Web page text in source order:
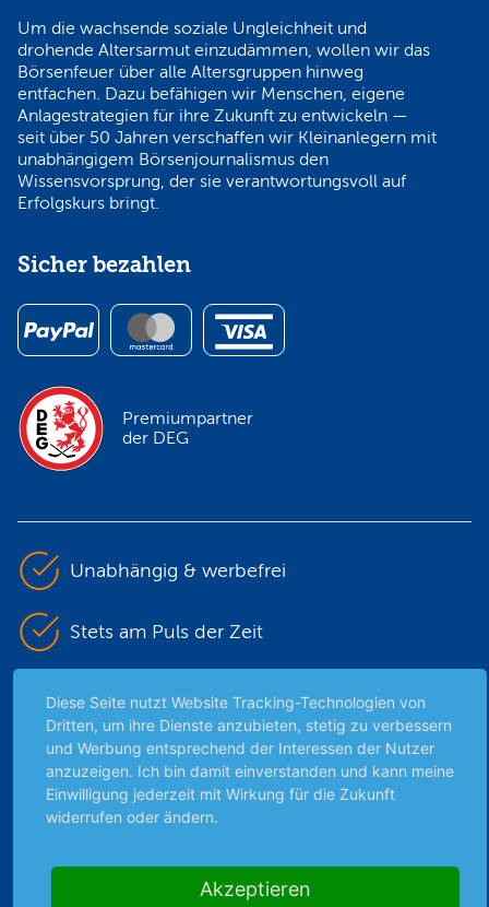
Um die wachsende soziale Ungleichheit und
drohende Altersarmut einzudämmen, wollen wir das
Börsenfeuer über alle Altersgruppen hinweg
entfachen. Dazu befähigen wir Menschen, eigene
Anlagestrategien für ihre Zukunft zu entwickeln —
seit über 50 Jahren verschaffen wir Kleinanlegern mit
unabhängigem Börsenjournalismus den
Wissensvorsprung, der sie verantwortungsvoll auf
Erfolgskurs bringt.
Sicher bezahlen
Premiumpartner
der DEG
Unabhängig & werbefrei
Stets am Puls der Zeit
Schutz persönlicher Daten
Sicher mit SSL-Verschlüsselung
Diese Seite nutzt Website Tracking-Technologien von
Dritten, um ihre Dienste anzubieten, stetig zu verbessern
und Werbung entsprechend der Interessen der Nutzer
anzuzeigen. Ich bin damit einverstanden und kann meine
Einwilligung jederzeit mit Wirkung für die Zukunft
widerrufen oder ändern.
Akzeptieren